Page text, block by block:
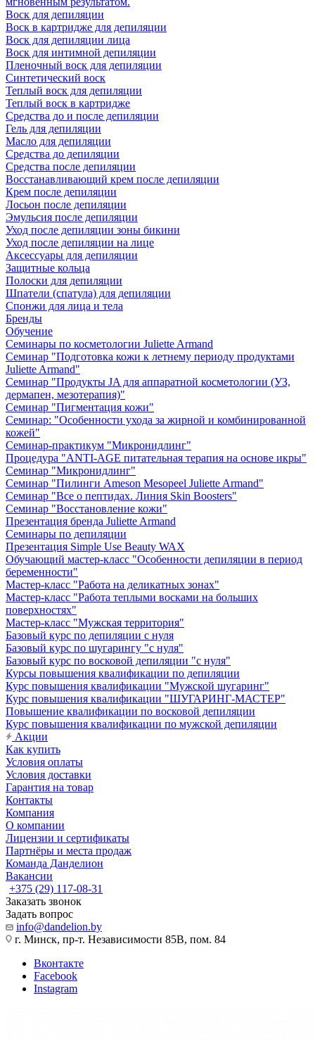
Воск для депиляции
Воск в картридже для депиляции
Воск для депиляции лица
Воск для интимной депиляции
Пленочный воск для депиляции
Синтетический воск
Теплый воск для депиляции
Теплый воск в картридже
Средства до и после депиляции
Гель для депиляции
Масло для депиляции
Средства до депиляции
Средства после депиляции
Восстанавливающий крем после депиляции
Крем после депиляции
Лосьон после депиляции
Эмульсия после депиляции
Уход после депиляции зоны бикини
Уход после депиляции на лице
Аксессуары для депиляции
Защитные кольца
Полоски для депиляции
Шпатели (спатула) для депиляции
Спонжи для лица и тела
Бренды
Обучение
Семинары по косметологии Juliette Armand
Семинар "Подготовка кожи к летнему периоду продуктами
Juliette Armand"
Семинар "Продукты JA для аппаратной косметологии (УЗ,
дермапен, мезотерапия)"
Семинар "Пигментация кожи"
Семинар: "Особенности ухода за жирной и комбинированной
кожей"
Семинар-практикум "Микронидлинг"
Процедура "ANTI-AGE питательная терапия на основе икры"
Семинар "Микронидлинг"
Семинар "Пилинги Ameson Mesopeel Juliette Armand"
Семинар "Все о пептидах. Линия Skin Boosters"
Семинар "Восстановление кожи"
Презентация бренда Juliette Armand
Семинары по депиляции
Презентация Simple Use Beauty WAX
Обучающий мастер-класс "Особенности депиляции в период
беременности"
Мастер-класс "Работа на деликатных зонах"
Мастер-класс "Работа теплыми восками на больших
поверхностях"
Мастер-класс "Мужская территория"
Базовый курс по депиляции с нуля
Базовый курс по шугарингу "с нуля"
Базовый курс по восковой депиляции "с нуля"
Курсы повышения квалификации по депиляции
Курс повышения квалификации "Мужской шугаринг"
Курс повышения квалификации "ШУГАРИНГ-МАСТЕР"
Повышение квалификации по восковой депиляции
Курс повышения квалификации по мужской депиляции
Акции
Как купить
Условия оплаты
Условия доставки
Гарантия на товар
Контакты
Компания
О компании
Лицензии и сертификаты
Партнёры и места продаж
Команда Данделион
Вакансии
+375 (29) 117-08-31
Заказать звонок
Задать вопрос
info@dandelion.by
г. Минск, пр-т. Независимости 85В, пом. 84
Вконтакте
Facebook
Instagram